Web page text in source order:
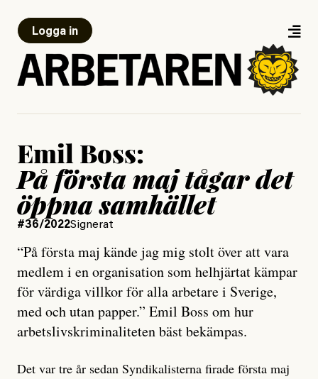
Logga in
Emil Boss:
På första maj tågar det
öppna samhället
#36/2022Signerat
“På första maj kände jag mig stolt över att vara
medlem i en organisation som helhjärtat kämpar
för värdiga villkor för alla arbetare i Sverige,
med och utan papper.” Emil Boss om hur
arbetslivskriminaliteten bäst bekämpas.
Det var tre år sedan Syndikalisterna firade första maj